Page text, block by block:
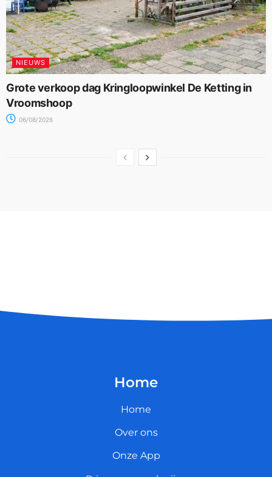
NIEUWS
Grote verkoop dag Kringloopwinkel De Ketting in
Vroomshoop
06/08/2026
Home
Home
Over ons
Onze App